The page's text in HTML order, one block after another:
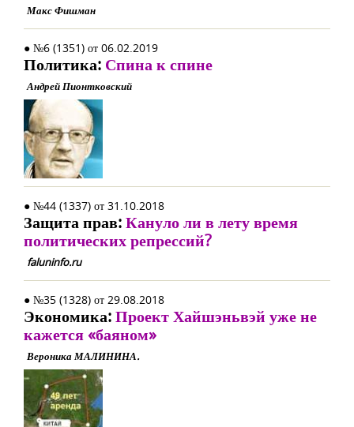
Макс Фишман
● №6 (1351) от 06.02.2019
Политика: Спина к спине
Андрей Пионтковский
● №44 (1337) от 31.10.2018
Защита прав:Кануло ли в лету время
политических репрессий?
faluninfo.ru
● №35 (1328) от 29.08.2018
Экономика:Проект Хайшэньвэй уже не
кажется «баяном»
Вероника МАЛИНИНА.